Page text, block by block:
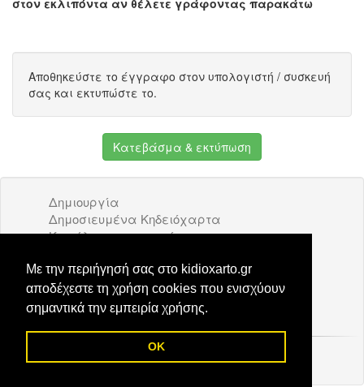
Με την περιήγησή σας στο kidioxarto.gr
αποδέχεστε τη χρήση cookies που ενισχύουν
σημαντικά την εμπειρία χρήσης.
OK
στον εκλιπόντα αν θέλετε γράφοντας παρακάτω
Αποθηκεύστε το έγγραφο στον υπολογιστή / συσκευή
σας και εκτυπώστε το.
Κατεβάσμα & εκτύπωση
Δημιουργία
Δημοσιευμένα Κηδειόχαρτα
Κατάλογος επιχειρήσεων
Διαφήμιση
Επικοινωνία
© 2026 Kidioxarto.gr /Επικοινωνία